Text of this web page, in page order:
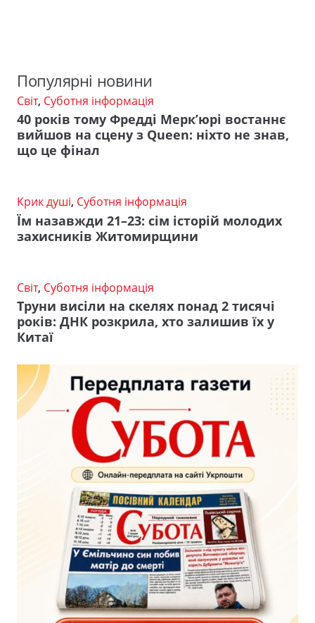
Популярні новини
Світ, Суботня інформація
40 років тому Фредді Мерк’юрі востаннє
вийшов на сцену з Queen: ніхто не знав,
що це фінал
Крик душі, Суботня інформація
Їм назавжди 21–23: сім історій молодих
захисників Житомирщини
Світ, Суботня інформація
Труни висіли на скелях понад 2 тисячі
років: ДНК розкрила, хто залишив їх у
Китаї